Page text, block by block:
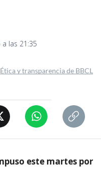
las 21:35
Ética y transparencia de BBCL
este martes por